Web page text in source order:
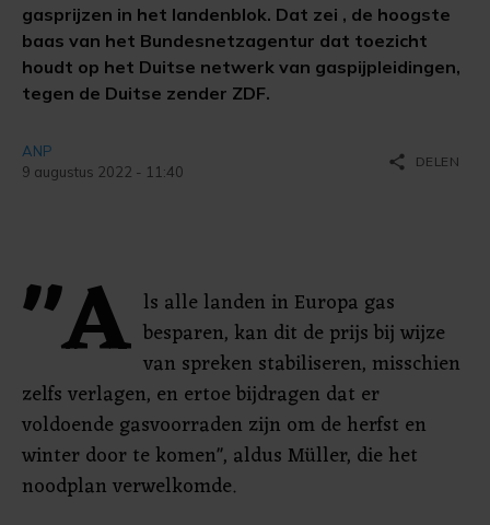
gasprijzen in het landenblok. Dat zei , de hoogste
baas van het Bundesnetzagentur dat toezicht
houdt op het Duitse netwerk van gaspijpleidingen,
tegen de Duitse zender ZDF.
ANP
9 augustus 2022 - 11:40
share DELEN
"A ls alle landen in Europa gas
besparen, kan dit de prijs bij wijze
van spreken stabiliseren, misschien
zelfs verlagen, en ertoe bijdragen dat er
voldoende gasvoorraden zijn om de herfst en
winter door te komen", aldus Müller, die het
noodplan verwelkomde.